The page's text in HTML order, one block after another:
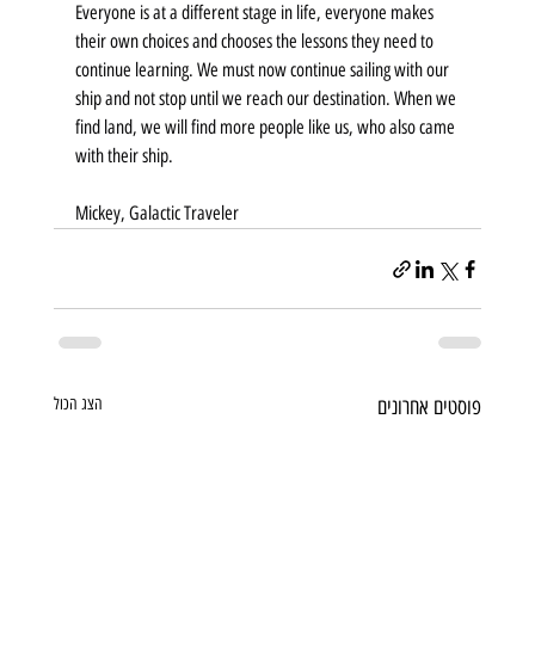
Everyone is at a different stage in life, everyone makes
their own choices and chooses the lessons they need to
continue learning. We must now continue sailing with our
ship and not stop until we reach our destination. When we
find land, we will find more people like us, who also came
with their ship.
Mickey, Galactic Traveler
פוסטים אחרונים הצג הכול